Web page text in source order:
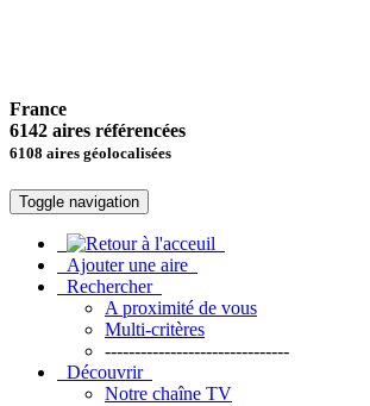
France
6142 aires référencées
6108 aires géolocalisées
Toggle navigation
Ajouter une aire
Rechercher
A proximité de vous
Multi-critères
-------------------------------
Découvrir
Notre chaîne TV